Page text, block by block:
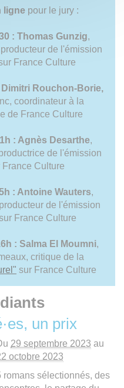
lignepour le jury :
: Thomas Gunzig,
de l'émission
France Culture
Rouchon-Borie,
coordinateur à la
de France Culture
: Agnès Desarthe,
de l'émission
France Culture
: Antoine Wauters,
de l'émission
France Culture
: Salma El Moumni,
critique de la
sur France Culture
un prix
29 septembre 2023 au
octobre 2023
romans sélectionnés, des